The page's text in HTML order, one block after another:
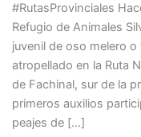
#RutasProvinciales
Refugio de Animales
juvenil de oso melero
atropellado en la Ruta
de Fachinal, sur de la
primeros auxilios
peajes de […]
HABÍA
SIDO
ATROPELLADO
SOBRE
LA
RUTA
105